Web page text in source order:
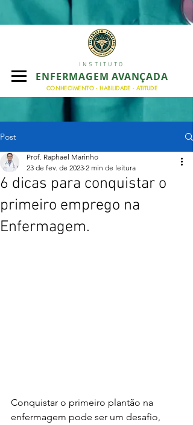
INSTITUTO
ENFERMAGEM AVANÇADA
CONHECIMENTO - HABILIDADE - ATITUDE
Post
6 dicas para conquistar o
primeiro emprego na
Enfermagem.
Prof. Raphael Marinho
23 de fev. de 2023 2 min de leitura
Conquistar o primeiro plantão na
enfermagem pode ser um desafio,